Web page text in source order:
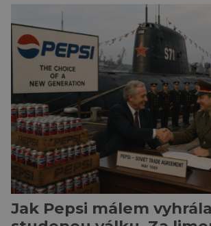
Jak Pepsi málem vyhrála